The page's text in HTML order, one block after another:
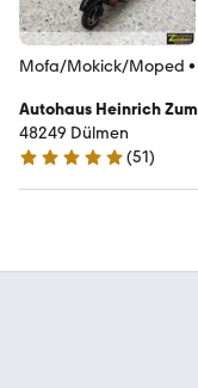
Mofa/Mokick/Moped •
Autohaus Heinrich
48249 Dülmen
5 Sterne
(51)